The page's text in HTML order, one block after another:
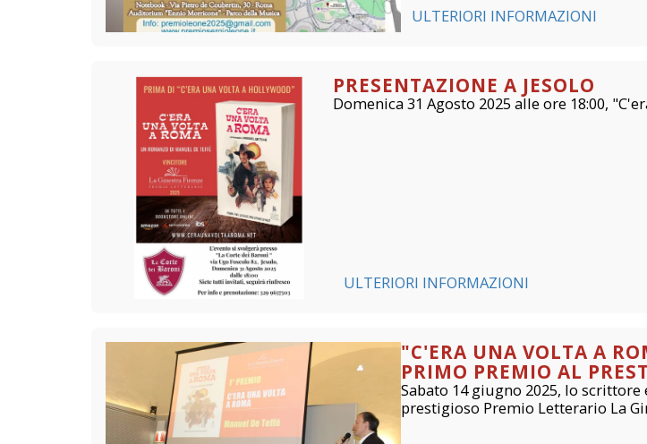
ULTERIORI INFORMAZIONI
PRESENTAZIONE A JESOLO
Domenica 31 Agosto 2025 alle ore 18:00,
ULTERIORI INFORMAZIONI
"C'ERA UNA VOLTA A
PRIMO PREMIO AL
Sabato 14 giugno 2025, lo
prestigioso Premio Letterario La